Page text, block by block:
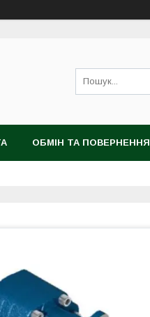
ОБМІН ТА ПОВЕРНЕННЯ